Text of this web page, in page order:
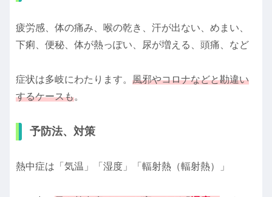
疲労感、体の痛み、喉の乾き、汗が出ない、めまい、
下痢、便秘、体が熱っぽい、尿が増える、頭痛、など
症状は多岐にわたります。 風邪やコロナなどと勘違い
するケースも。
予防法、対策
熱中症は「気温」「湿度」「輻射熱（輻射熱）」